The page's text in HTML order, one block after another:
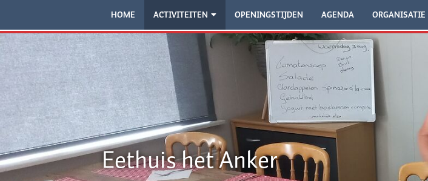
HOME ACTIVITEITEN OPENINGSTIJDEN AGENDA ORGANISATIE
Eethuis het Anker